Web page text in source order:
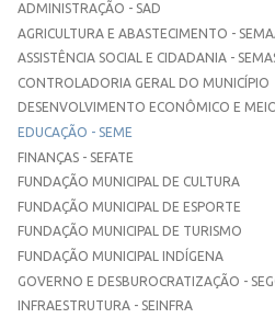
ADMINISTRAÇÃO - SAD
AGRICULTURA E ABASTECIMENTO -
ASSISTÊNCIA SOCIAL E CIDADANIA -
CONTROLADORIA GERAL DO MUNICÍPIO
DESENVOLVIMENTO ECONÔMICO E
EDUCAÇÃO - SEME
FINANÇAS - SEFATE
FUNDAÇÃO MUNICIPAL DE CULTURA
FUNDAÇÃO MUNICIPAL DE ESPORTE
FUNDAÇÃO MUNICIPAL DE TURISMO
FUNDAÇÃO MUNICIPAL INDÍGENA
GOVERNO E DESBUROCRATIZAÇÃO -
INFRAESTRUTURA - SEINFRA